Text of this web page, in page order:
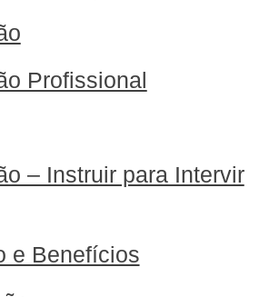
Profissional
– Instruir para Intervir
e Benefícios